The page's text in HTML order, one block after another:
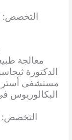
التخصص:
معالجة
الدكتورة
مستشفى أستر
البكالوريوس
التخصص: